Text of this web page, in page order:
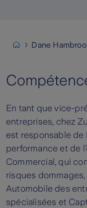
Dane
En tant que vice-
entreprises, chez
est responsable de
performance et de
Commercial, qui
risques
Automobile des
spécialisées et